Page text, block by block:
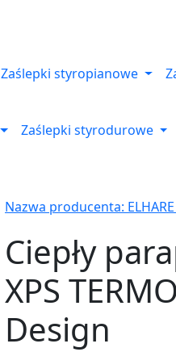
Zaślepki styropianowe
Zaślepki styrodurowe
Nazwa producenta: ELHARE
Ciepły
XPS
Design